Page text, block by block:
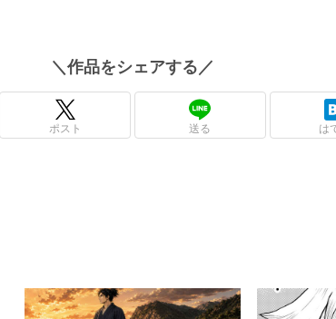
＼作品をシェアする／
ポスト 送る は